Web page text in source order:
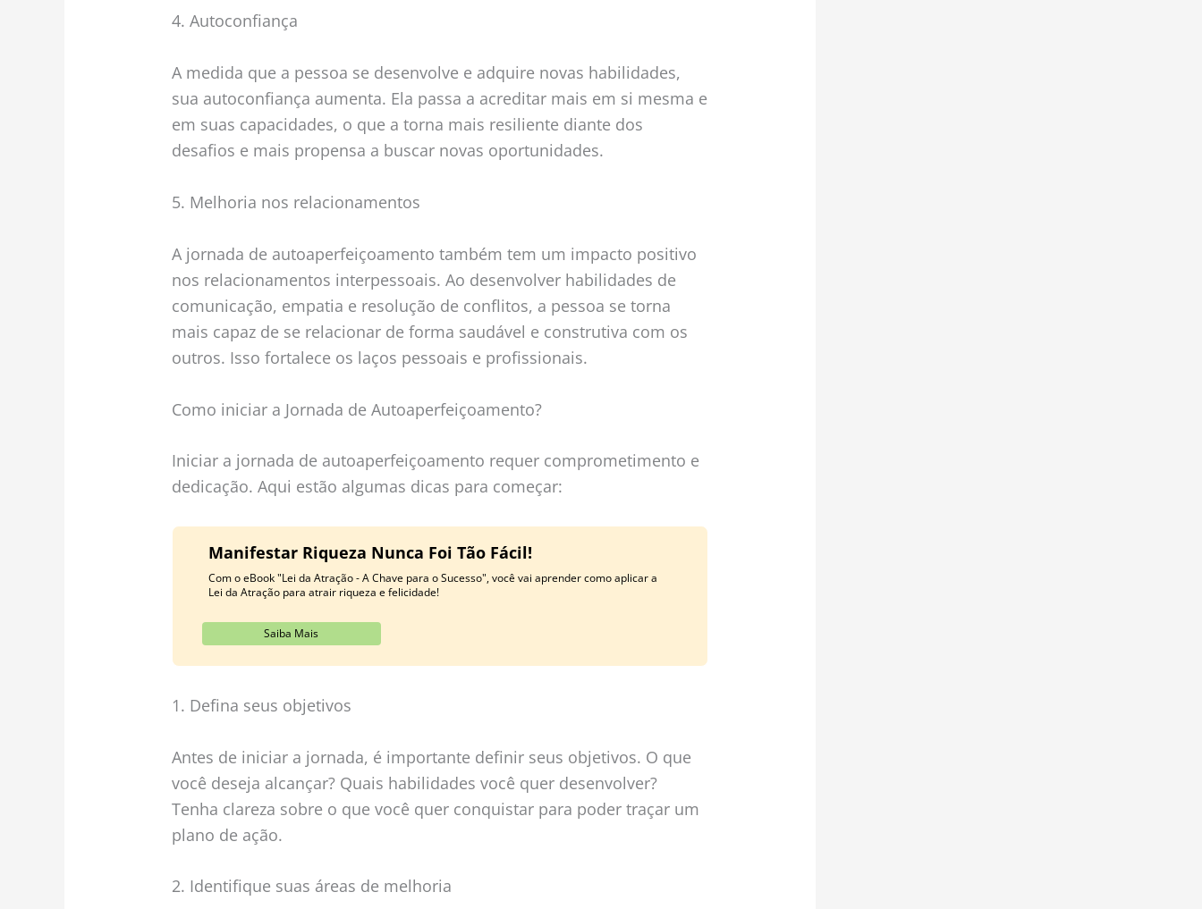
4. Autoconfiança
A medida que a pessoa se desenvolve e adquire novas habilidades,
sua autoconfiança aumenta. Ela passa a acreditar mais em si mesma e
em suas capacidades, o que a torna mais resiliente diante dos
desafios e mais propensa a buscar novas oportunidades.
5. Melhoria nos relacionamentos
A jornada de autoaperfeiçoamento também tem um impacto positivo
nos relacionamentos interpessoais. Ao desenvolver habilidades de
comunicação, empatia e resolução de conflitos, a pessoa se torna
mais capaz de se relacionar de forma saudável e construtiva com os
outros. Isso fortalece os laços pessoais e profissionais.
Como iniciar a Jornada de Autoaperfeiçoamento?
Iniciar a jornada de autoaperfeiçoamento requer comprometimento e
dedicação. Aqui estão algumas dicas para começar:
Manifestar Riqueza Nunca Foi Tão Fácil!
Com o eBook "Lei da Atração - A Chave para o Sucesso", você vai aprender como aplicar a
Lei da Atração para atrair riqueza e felicidade!
Saiba Mais
1. Defina seus objetivos
Antes de iniciar a jornada, é importante definir seus objetivos. O que
você deseja alcançar? Quais habilidades você quer desenvolver?
Tenha clareza sobre o que você quer conquistar para poder traçar um
plano de ação.
2. Identifique suas áreas de melhoria